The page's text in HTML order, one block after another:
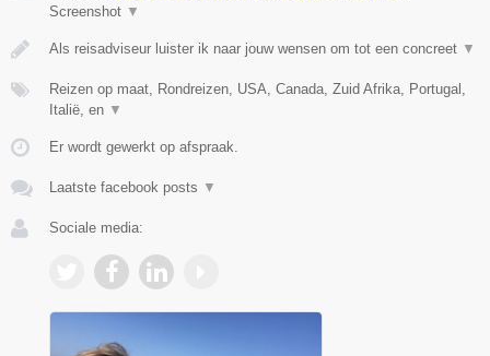
Screenshot ▼
Als reisadviseur luister ik naar jouw wensen om tot een concreet ▼
Reizen op maat, Rondreizen, USA, Canada, Zuid Afrika, Portugal,
Italië, en ▼
Er wordt gewerkt op afspraak.
Laatste facebook posts ▼
Sociale media: